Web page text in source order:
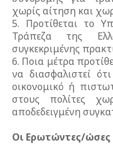
χωρίς αίτηση και
5. Προτίθεται το
Τράπεζα της
συγκεκριμένης
6. Ποια μέτρα
να διασφαλιστεί
οικονομικό ή
στους πολίτες
αποδεδειγμένη
Οι Ερωτώντες/ώσες